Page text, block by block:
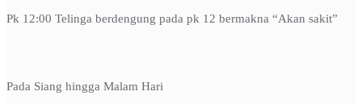
Pk 12:00 Telinga berdengung pada pk 12 bermakna “Akan sakit”
Pada Siang hingga Malam Hari